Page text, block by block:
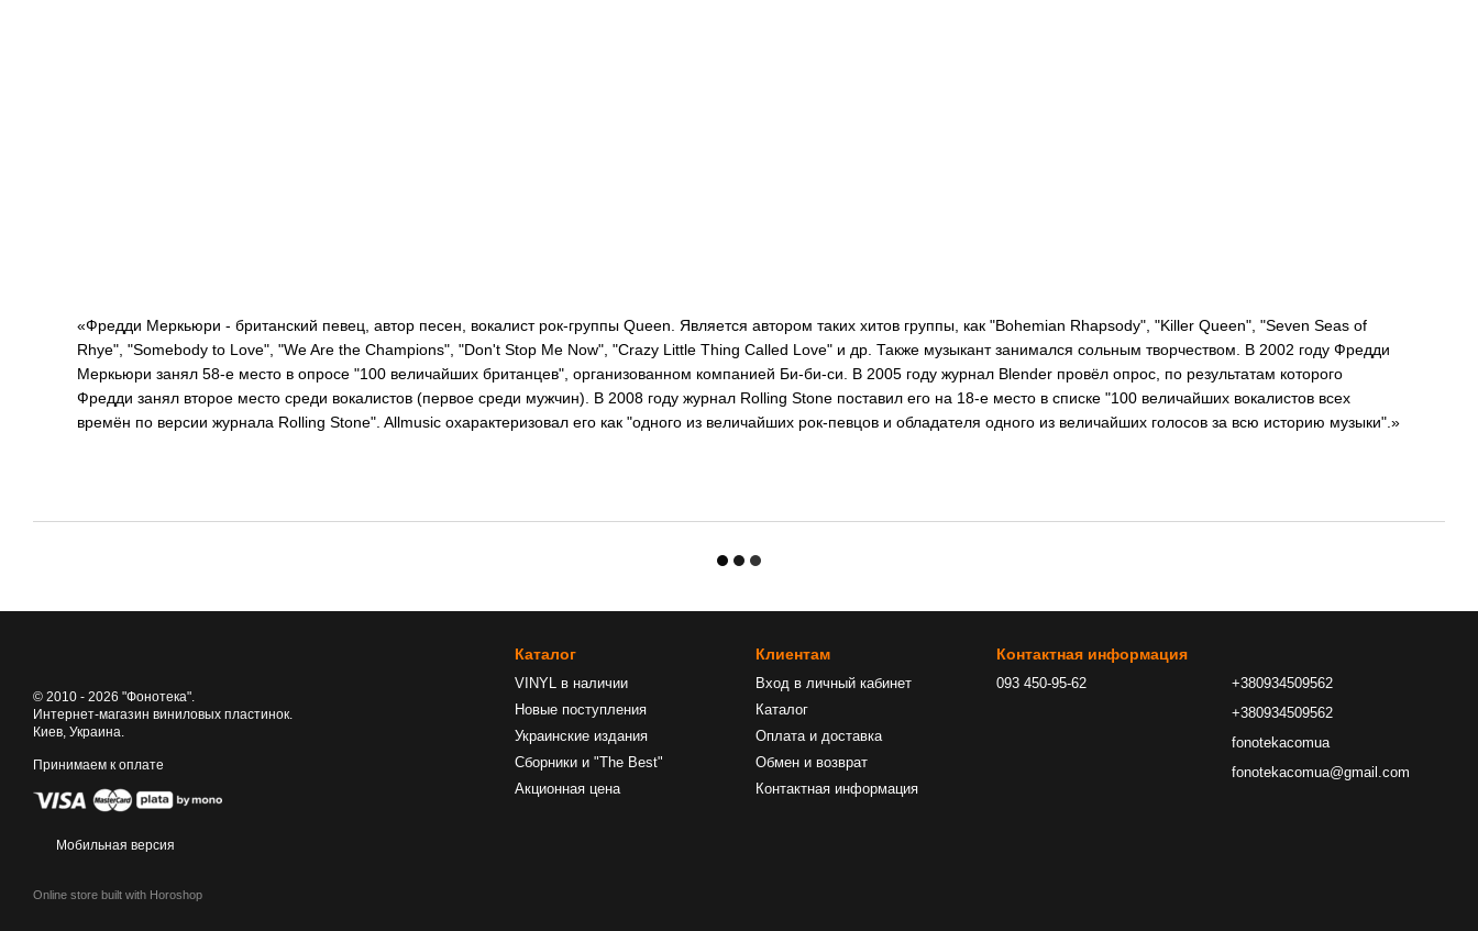
«Фредди Меркьюри - британский певец, автор песен, вокалист рок-группы Queen. Является автором таких хитов группы, как "Bohemian Rhapsody", "Killer Queen", "Seven Seas of
Rhye", "Somebody to Love", "We Are the Champions", "Don't Stop Me Now", "Crazy Little Thing Called Love" и др. Также музыкант занимался сольным творчеством. В 2002 году Фредди
Меркьюри занял 58-е место в опросе "100 величайших британцев", организованном компанией Би-би-си. В 2005 году журнал Blender провёл опрос, по результатам которого
Фредди занял второе место среди вокалистов (первое среди мужчин). В 2008 году журнал Rolling Stone поставил его на 18-е место в списке "100 величайших вокалистов всех
времён по версии журнала Rolling Stone". Allmusic охарактеризовал его как "одного из величайших рок-певцов и обладателя одного из величайших голосов за всю историю музыки".»
© 2010 - 2026 "Фонотека".
Интернет-магазин виниловых пластинок.
Киев, Украина.
Принимаем к оплате
Мобильная версия
Online store built with Horoshop
Каталог
VINYL в наличии
Новые поступления
Украинские издания
Сборники и "The Best"
Акционная цена
Клиентам
Вход в личный кабинет
Каталог
Оплата и доставка
Обмен и возврат
Контактная информация
Контактная информация
093 450-95-62
+380934509562
+380934509562
fonotekacomua
fonotekacomua@gmail.com